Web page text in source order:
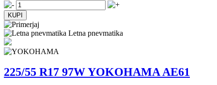
Letna pnevmatika
225/55 R17 97W YOKOHAMA AE61